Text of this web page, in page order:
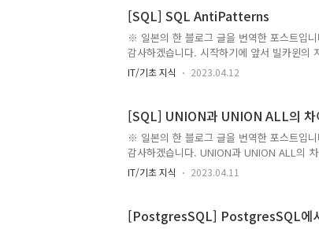
팀 빌딩이 가능한지등은 다른 면으로 굉장히
처가 몇 가지가 준비되어 있다. 이 몇 가지 아..
[SQL] SQL AntiPatterns
※ 일본의 한 블로그 글을 번역한 포스트입
감사하겠습니다. 시작하기에 앞서 빌카윈
단(제이워크) 1개의 칼럼에 컴마(,) 구분의
칼럼의 문자 수 제한이라는 암묵적 제약을
계층 구조가 깊어지면 그만큼 SQL을 써야한
하는 것이다. [3..
IT/기초 지식 2023.04.12
[SQL] UNION과 UNION ALL의 차
※ 일본의 한 블로그 글을 번역한 포스트입
감사하겠습니다. UNION과 UNION ALL의
의 형제같은 것이다. 따라서 먼저 UNION에
UNION이란? 2개의 SQL 실행 결과를 세로
test_val 2 b 10 a2 11 b2 13 c2 두 개의 테
IT/기초 지식 2023.04.11
[PostgresSQL] PostgresSQL에